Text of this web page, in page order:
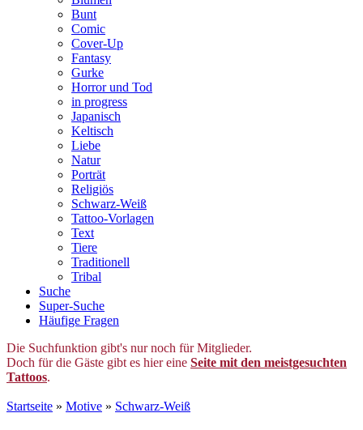
Bunt
Comic
Cover-Up
Fantasy
Gurke
Horror und Tod
in progress
Japanisch
Keltisch
Liebe
Natur
Porträt
Religiös
Schwarz-Weiß
Tattoo-Vorlagen
Text
Tiere
Traditionell
Tribal
Suche
Super-Suche
Häufige Fragen
Die Suchfunktion gibt's nur noch für Mitglieder.
Doch für die Gäste gibt es hier eine Seite mit den meistgesuchten
Tattoos.
Startseite » Motive » Schwarz-Weiß